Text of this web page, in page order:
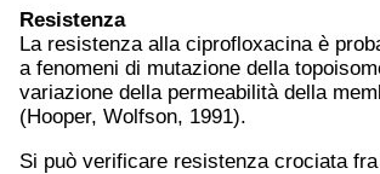
Resistenza
La resistenza alla ciprofloxacina è
a fenomeni di mutazione della
variazione della permeabilità della
(Hooper, Wolfson, 1991).
Si può verificare resistenza crociata